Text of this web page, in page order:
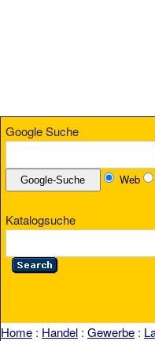
Google Suche
Web
Katalogsuche
Home : Handel : Gewerbe :